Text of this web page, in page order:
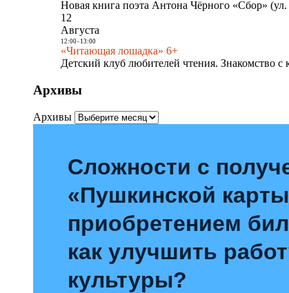
Новая книга поэта Антона Чёрного «Сбор»
12
Августа
12:00- 13:00
«Читающая лошадка» 6+
Детский клуб любителей чтения. Знакомство
Архивы
Архивы
Сложности с
«Пушкинской
приобретением
как улучшить
культуры?